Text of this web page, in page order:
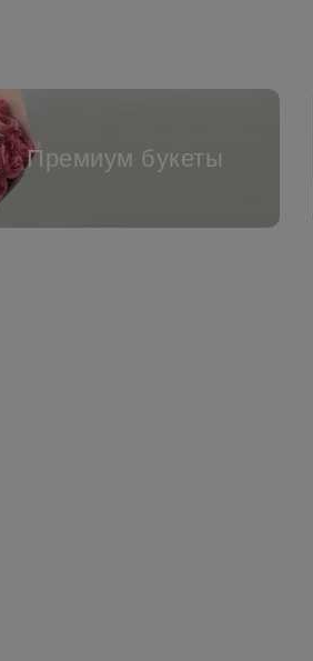
Премиум букеты